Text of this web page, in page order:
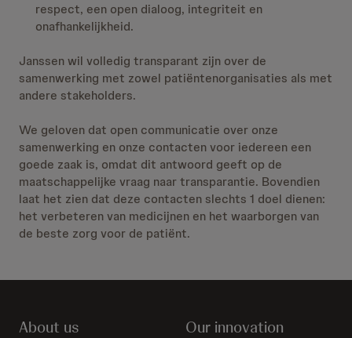
respect, een open dialoog, integriteit en
onafhankelijkheid.
Janssen wil volledig transparant zijn over de
samenwerking met zowel patiëntenorganisaties als met
andere stakeholders.
We geloven dat open communicatie over onze
samenwerking en onze contacten voor iedereen een
goede zaak is, omdat dit antwoord geeft op de
maatschappelijke vraag naar transparantie. Bovendien
laat het zien dat deze contacten slechts 1 doel dienen:
het verbeteren van medicijnen en het waarborgen van
de beste zorg voor de patiënt.
About us Our innovation